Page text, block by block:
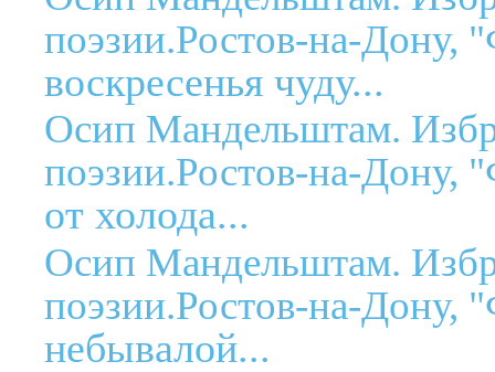
поэзии.Ростов-на-Дону,
воскресенья чуду...
Осип Мандельштам.
поэзии.Ростов-на-Дону,
от холода...
Осип Мандельштам.
поэзии.Ростов-на-Дону,
небывалой...